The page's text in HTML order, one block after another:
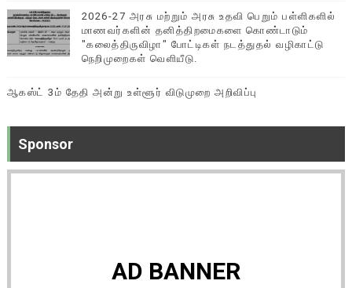
2026-27 அரசு மற்றும் அரசு உதவி பெறும் பள்ளிகளில்
மாணவர்களின் தனித்திறமைகளை கொண்டாடும்
"கலைத்திருவிழா" போட்டிகள் நடத்துதல் வழிகாட்டு
நெறிமுறைகள் வெளியீடு.
ஆகஸ்ட் 3ம் தேதி அன்று உள்ளூர் விடுமுறை அறிவிப்பு
Sponsor
AD BANNER